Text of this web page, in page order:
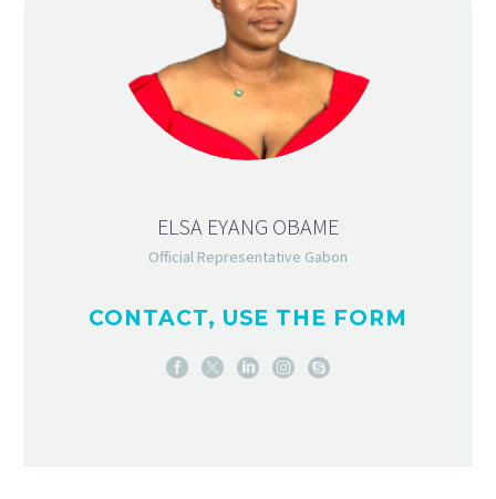
ELSA EYANG OBAME
Official Representative Gabon
CONTACT, USE THE FORM